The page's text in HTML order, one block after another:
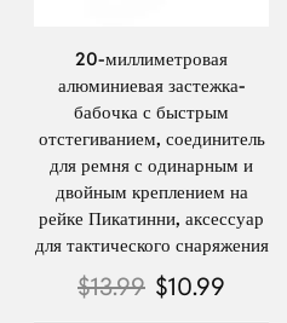
20-миллиметровая
алюминиевая застежка-
бабочка с быстрым
отстегиванием, соединитель
для ремня с одинарным и
двойным креплением на
рейке Пикатинни, аксессуар
для тактического снаряжения
$13.99 $10.99